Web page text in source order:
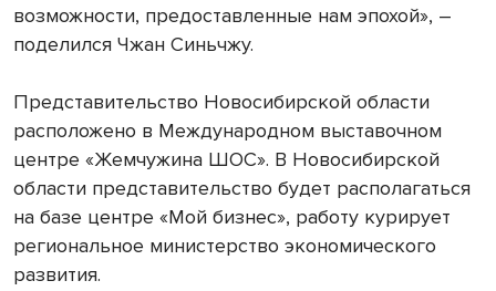
возможности, предоставленные нам эпохой», –
поделился Чжан Синьчжу.
Представительство Новосибирской области
расположено в Международном выставочном
центре «Жемчужина ШОС». В Новосибирской
области представительство будет располагаться
на базе центре «Мой бизнес», работу курирует
региональное министерство экономического
развития.